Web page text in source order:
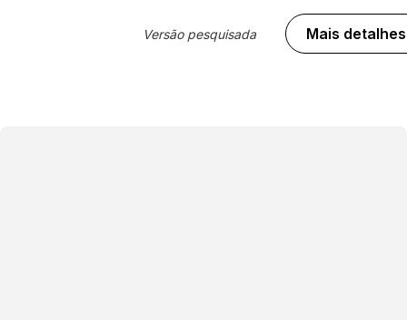
Versão pesquisada Mais detalhes